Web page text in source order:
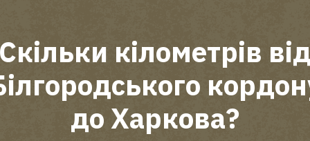
Скільки кілометрів
до Харкова?